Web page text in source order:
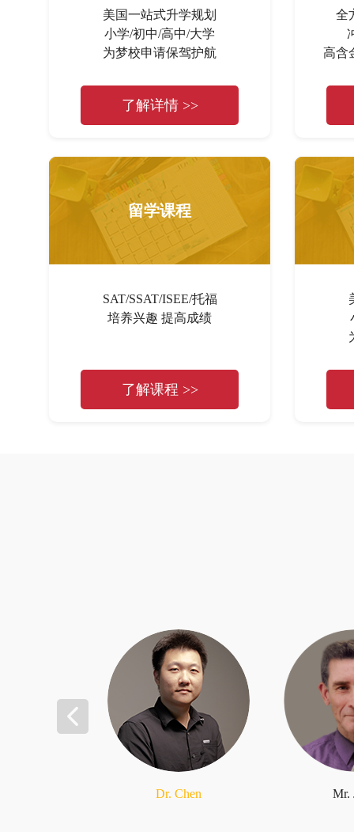
美国一站式升学规划
小学/初中/高中/大学
为梦校申请保驾护航
了解详情 >>
全
高含
留学课程
SAT/SSAT/ISEE/托福
培养兴趣 提高成绩
了解课程 >>
Dr. Chen Mr.